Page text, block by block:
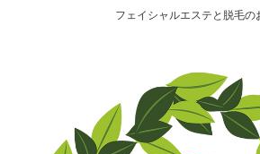
フェイシャルエステと脱毛の